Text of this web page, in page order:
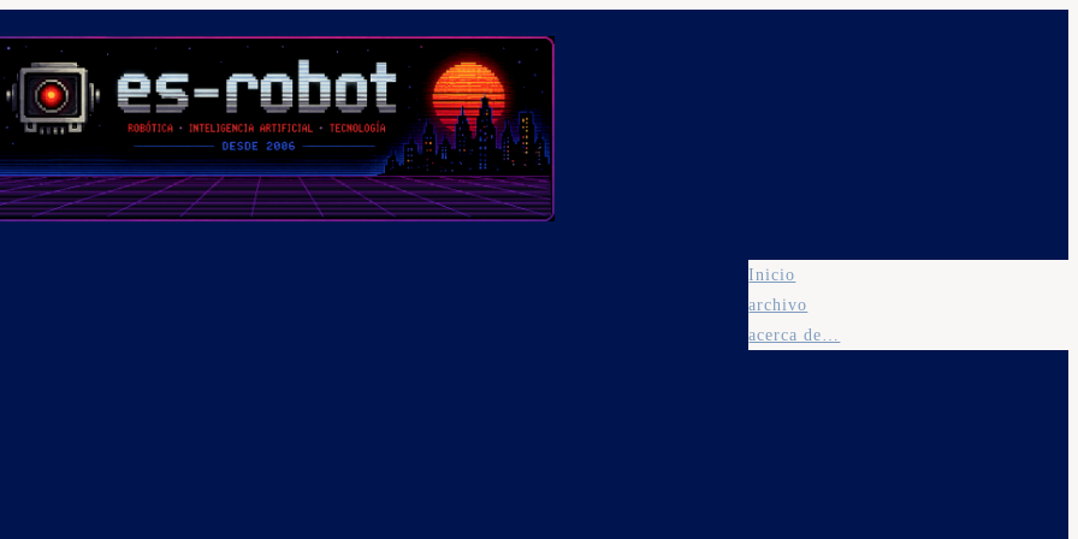
Inicio
archivo
acerca de…